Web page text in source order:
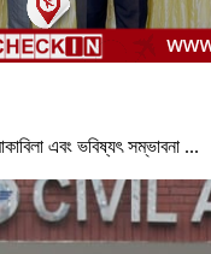
এবং ভবিষ্যৎ সম্ভাবনা ...